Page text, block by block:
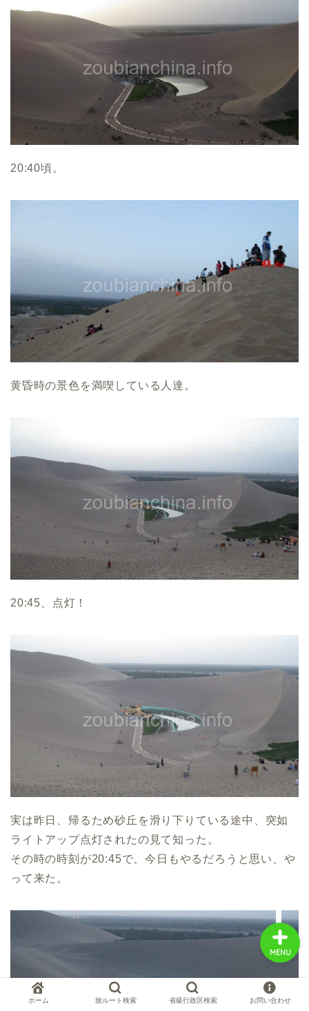
20:40頃。
黄昏時の景色を満喫している人達。
20:45、点灯！
実は昨日、帰るため砂丘を滑り下りている途中、突如
ライトアップ点灯されたの見て知った。
その時の時刻が20:45で、今日もやるだろうと思い、や
って来た。
ホーム 旅ルート検索 省級行政区検索 お問い合わせ
MENU
中国お薦め観光地
中国の世界遺産
中国旅行の情報案内